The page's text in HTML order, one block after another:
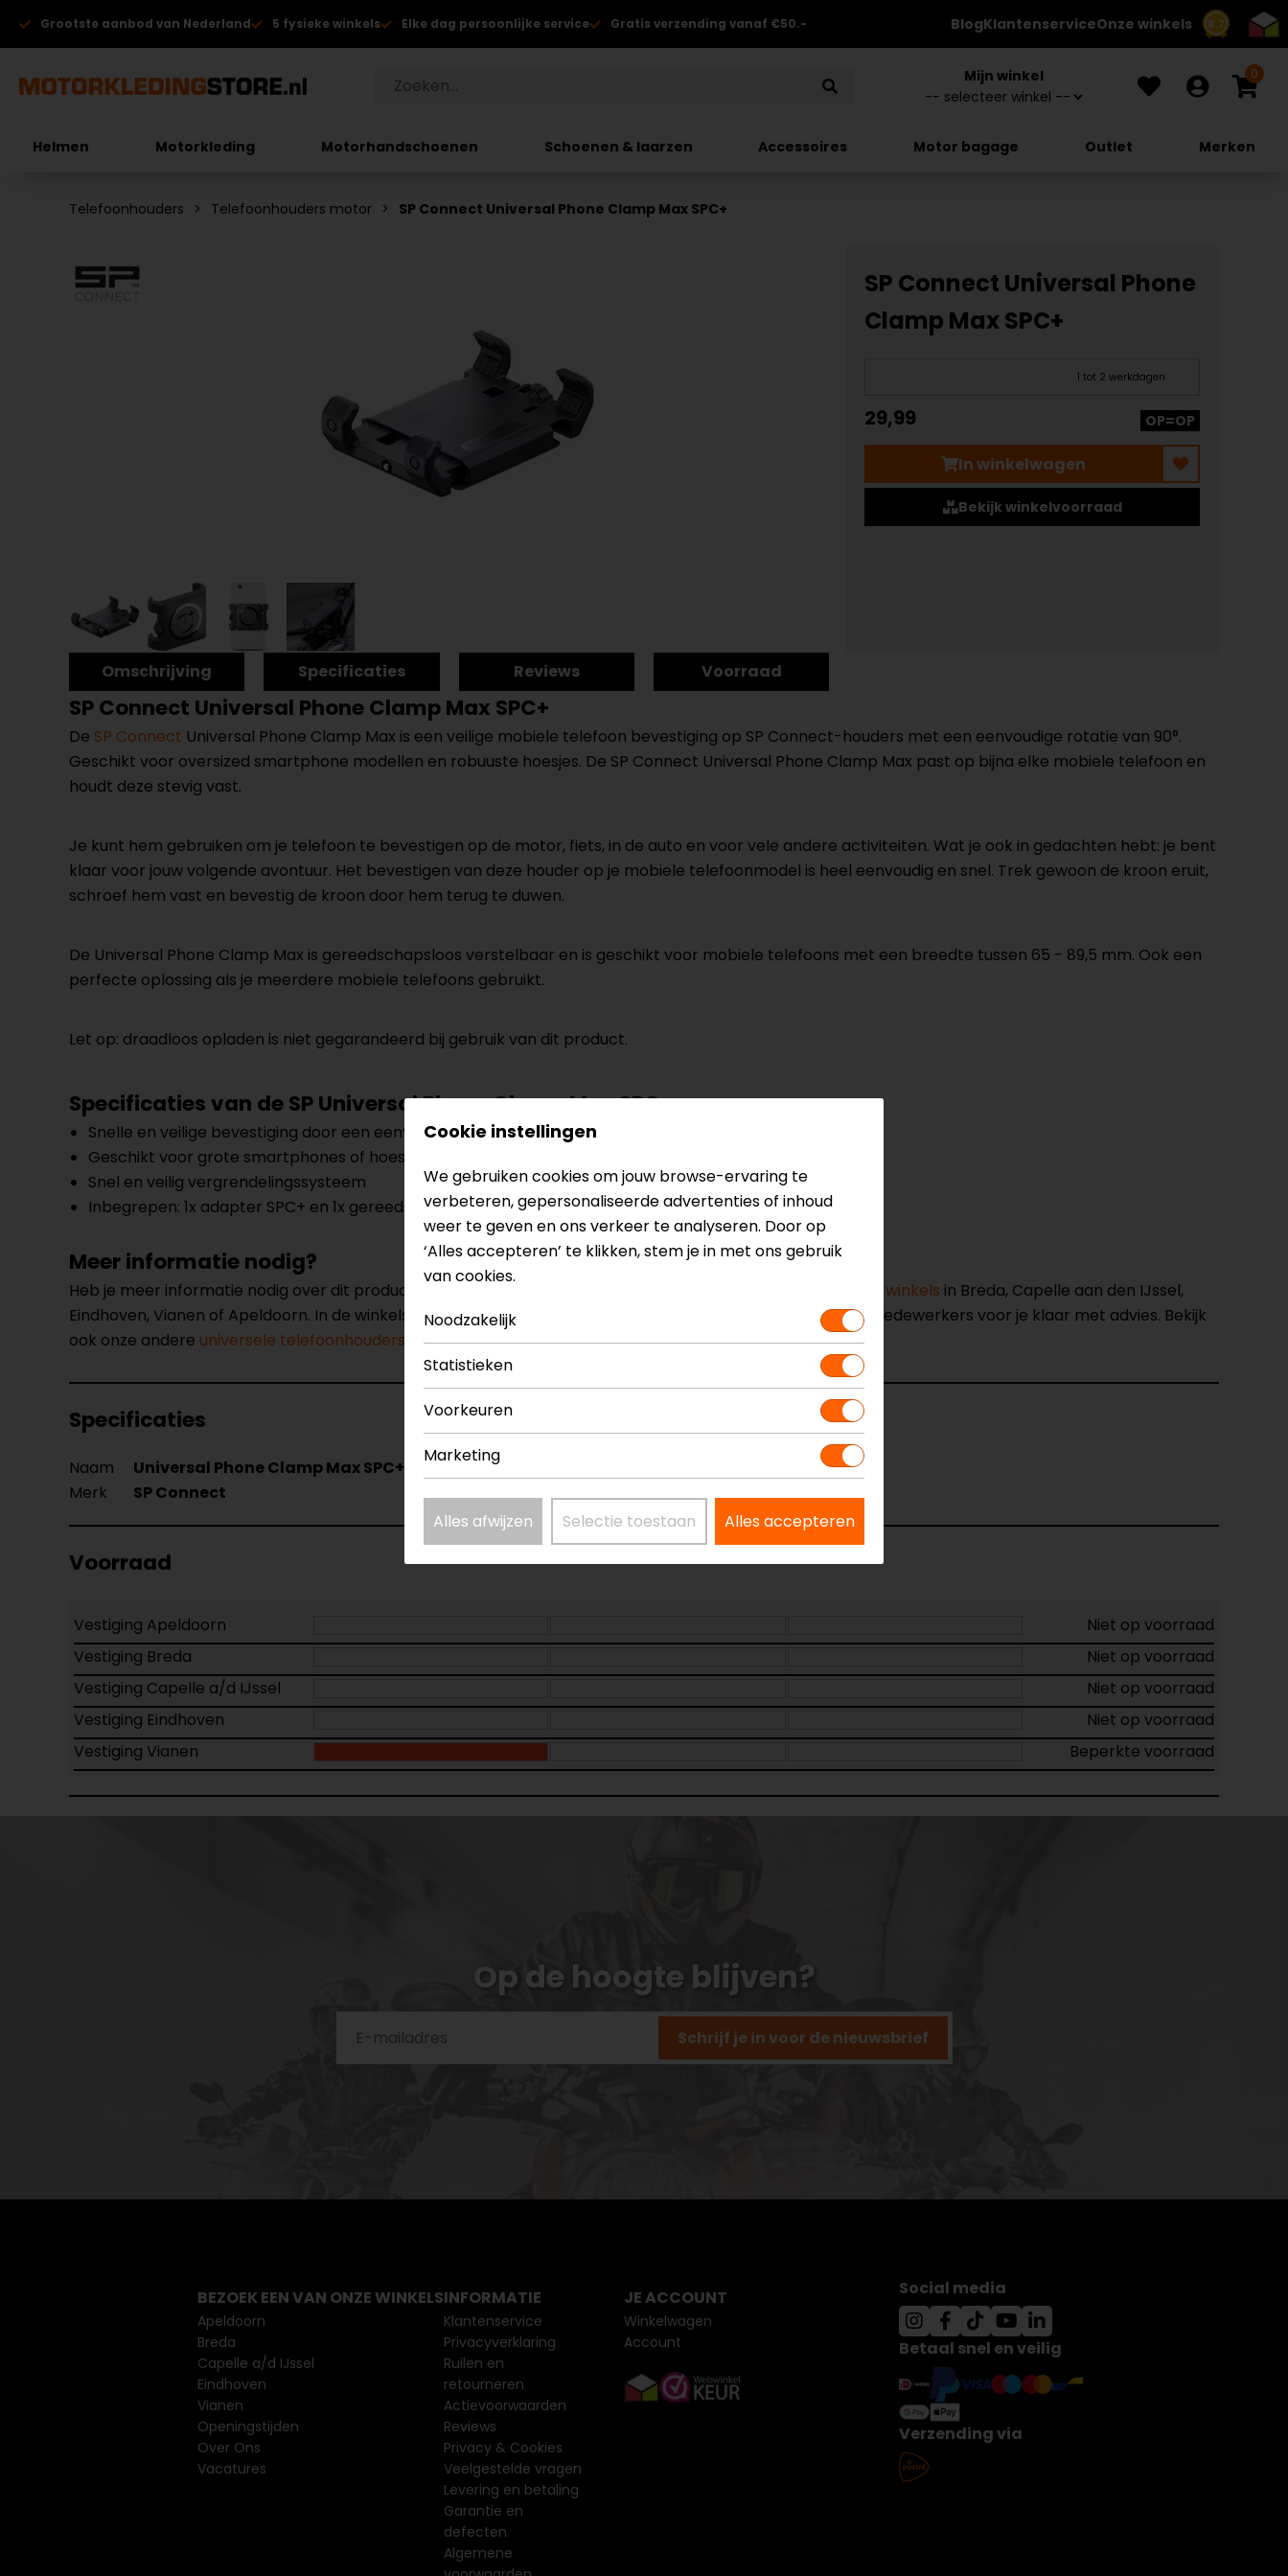
8.7
Grootste aanbod van Nederland 5 fysieke winkels Elke dag persoonlijke service Gratis verzending vanaf €50.- BlogKlantenserviceOnze winkels
Mijn winkel 0
Helmen Motorkleding Motorhandschoenen Schoenen & laarzen Accessoires Motor bagage Outlet Merken
Telefoonhouders Telefoonhouders motor SP Connect Universal Phone Clamp Max SPC+
SP Connect Universal Phone
Clamp Max SPC+
1 tot 2 werkdagen
29,99 OP=OP
In winkelwagen
Bekijk winkelvoorraad
Omschrijving Specificaties Reviews Voorraad
SP Connect Universal Phone Clamp Max SPC+
De SP Connect Universal Phone Clamp Max is een veilige mobiele telefoon bevestiging op SP Connect-houders met een eenvoudige rotatie van 90°.
Geschikt voor oversized smartphone modellen en robuuste hoesjes. De SP Connect Universal Phone Clamp Max past op bijna elke mobiele telefoon en
houdt deze stevig vast.
Je kunt hem gebruiken om je telefoon te bevestigen op de motor, fiets, in de auto en voor vele andere activiteiten. Wat je ook in gedachten hebt: je bent
klaar voor jouw volgende avontuur. Het bevestigen van deze houder op je mobiele telefoonmodel is heel eenvoudig en snel. Trek gewoon de kroon eruit,
schroef hem vast en bevestig de kroon door hem terug te duwen.
De Universal Phone Clamp Max is gereedschapsloos verstelbaar en is geschikt voor mobiele telefoons met een breedte tussen 65 - 89,5 mm. Ook een
perfecte oplossing als je meerdere mobiele telefoons gebruikt.
Let op: draadloos opladen is niet gegarandeerd bij gebruik van dit product.
Specificaties van deSP Universal Phone Clamp Max SPC+
Snelle en veilige bevestiging door een eenvoudige rotatie van 90° - geen magnetische hechting
Geschikt voor grote smartphones of hoesjes met een maximale dikte van 14,5 mm
Snel en veilig vergrendelingssysteem
Inbegrepen: 1x adapter SPC+ en 1x gereedschap SPC+
Meer informatie nodig?
Heb je meer informatie nodig over dit product? Neem dan onze winkels in Breda, Capelle aan den IJssel,
Eindhoven, Vianen of Apeldoorn. In de winkels kun je het product bekijken & passen en staan onze verkoopmedewerkers voor je klaar met advies. Bekijk
ook onze andere universele telefoonhouders.
Specificaties
Naam Universal Phone Clamp Max SPC+
52657
Merk
SP Connect Kleur Zwart
Voorraad
Vestiging Apeldoorn
Niet op voorraad
Vestiging Breda
Niet op voorraad
Vestiging Capelle a/d IJssel
Niet op voorraad
Vestiging Eindhoven
Niet op voorraad
Vestiging Vianen
Beperkte voorraad
Op de hoogte blijven?
Schrijf je in voor de nieuwsbrief
Cookie instellingen
We gebruiken cookies om jouw browse-ervaring te
verbeteren, gepersonaliseerde advertenties of inhoud
weer te geven en ons verkeer te analyseren. Door op
‘Alles accepteren’ te klikken, stem je in met ons gebruik
van cookies.
Noodzakelijk
Statistieken
Voorkeuren
Marketing
Alles afwijzen Selectie toestaan Alles accepteren
BEZOEK EEN VAN ONZE WINKELS
Apeldoorn
Breda
Capelle a/d IJssel
Eindhoven
Vianen
Openingstijden
Over Ons
Vacatures
INFORMATIE
Klantenservice
Privacyverklaring
Ruilen en
retourneren
Actievoorwaarden
Reviews
Privacy & Cookies
Veelgestelde vragen
Levering en betaling
Garantie en
defecten
Algemene
JE ACCOUNT
Winkelwagen
Account
Social media
Betaal snel en veilig
Verzending via